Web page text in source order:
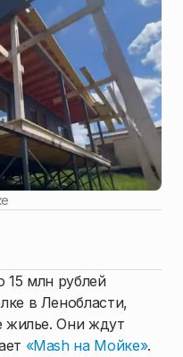
15 млн рублей
в Ленобласти,
жилье. Они ждут
«Mash на Мойке».